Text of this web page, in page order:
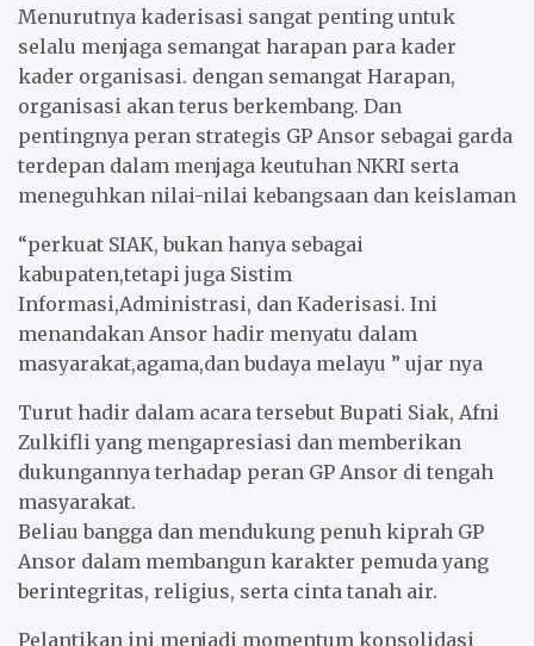
Menurutnya kaderisasi sangat penting untuk
selalu menjaga semangat harapan para kader
kader organisasi. dengan semangat Harapan,
organisasi akan terus berkembang. Dan
pentingnya peran strategis GP Ansor sebagai garda
terdepan dalam menjaga keutuhan NKRI serta
meneguhkan nilai-nilai kebangsaan dan keislaman
“perkuat SIAK, bukan hanya sebagai
kabupaten,tetapi juga Sistim
Informasi,Administrasi, dan Kaderisasi. Ini
menandakan Ansor hadir menyatu dalam
masyarakat,agama,dan budaya melayu ” ujar nya
Turut hadir dalam acara tersebut Bupati Siak, Afni
Zulkifli yang mengapresiasi dan memberikan
dukungannya terhadap peran GP Ansor di tengah
masyarakat.
Beliau bangga dan mendukung penuh kiprah GP
Ansor dalam membangun karakter pemuda yang
berintegritas, religius, serta cinta tanah air.
Pelantikan ini menjadi momentum konsolidasi